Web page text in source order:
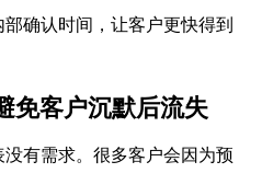
确认时间，让客户更快得到
免客户沉默后流失
有需求。很多客户会因为预